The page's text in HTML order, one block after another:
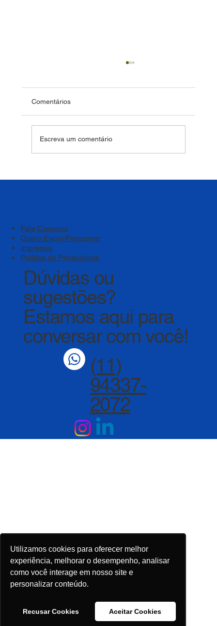
Utilizamos cookies para oferecer melhor
experiência, melhorar o desempenho, analisar
como você interage em nosso site e
personalizar conteúdo.
Recusar Cookies Aceitar Cookies
Comentários
Escreva um comentário
Fale Conosco
Quero Expor/Patrocinar
Imprensa
Política de Privacidade
Dúvidas ou
sugestões?
Estamos aqui para
conversar com você!
(11)
94337-
2072